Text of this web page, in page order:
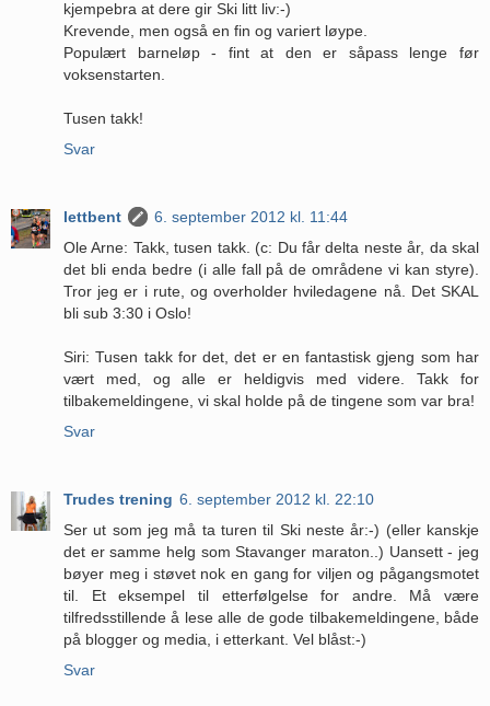
kjempebra at dere gir Ski litt liv:-)
Krevende, men også en fin og variert løype.
Populært barneløp - fint at den er såpass lenge før
voksenstarten.
Tusen takk!
Svar
lettbent
6. september 2012 kl. 11:44
Ole Arne: Takk, tusen takk. (c: Du får delta neste år, da skal
det bli enda bedre (i alle fall på de områdene vi kan styre).
Tror jeg er i rute, og overholder hviledagene nå. Det SKAL
bli sub 3:30 i Oslo!
Siri: Tusen takk for det, det er en fantastisk gjeng som har
vært med, og alle er heldigvis med videre. Takk for
tilbakemeldingene, vi skal holde på de tingene som var bra!
Svar
Trudes trening 6. september 2012 kl. 22:10
Ser ut som jeg må ta turen til Ski neste år:-) (eller kanskje
det er samme helg som Stavanger maraton..) Uansett - jeg
bøyer meg i støvet nok en gang for viljen og pågangsmotet
til. Et eksempel til etterfølgelse for andre. Må være
tilfredsstillende å lese alle de gode tilbakemeldingene, både
på blogger og media, i etterkant. Vel blåst:-)
Svar